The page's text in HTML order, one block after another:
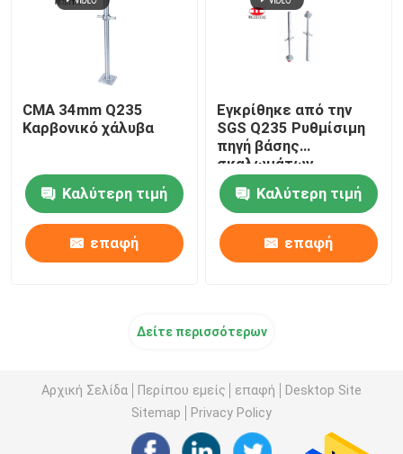
CMA 34mm Q235
Καρβονικό χάλυβα
Καλύτερη τιμή
επαφή
Εγκρίθηκε από την
SGS Q235 Ρυθμίσιμη
πηγή βάσης
σκαλωμάτων
Καλύτερη τιμή
επαφή
Δείτε περισσότερων
Αρχική Σελίδα Περίπου εμείς επαφή
Desktop Site
Sitemap
Privacy Policy